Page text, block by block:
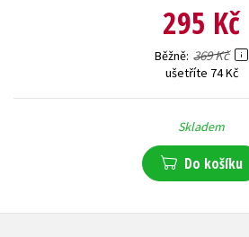
295 Kč
Běžně 369 Kč
ušetříte 74 Kč
Skladem
Do košíku